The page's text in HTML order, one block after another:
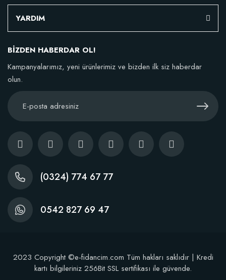
YARDIM
BİZDEN HABERDAR OL!
Kampanyalarımız, yeni ürünlerimiz ve bizden ilk siz haberdar
olun.
(0324) 774 67 77
0542 827 69 47
2023 Copyright ©e-fidancim.com Tüm hakları saklıdır | Kredi
kartı bilgileriniz 256Bit SSL sertifikası ile güvende.